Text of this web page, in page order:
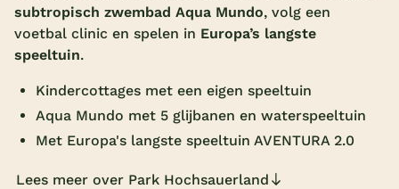
Overdekt zwembad
Wildwaterbaan
Indoor speeltuin
Alle populaire faciliteiten
subtropisch zwembad Aqua Mundo, volg een
voetbal clinic en spelen in Europa’s langste
speeltuin.
Kindercottages met een eigen speeltuin
Aqua Mundo met 5 glijbanen en waterspeeltuin
Met Europa's langste speeltuin AVENTURA 2.0
Lees meer over Park Hochsauerland